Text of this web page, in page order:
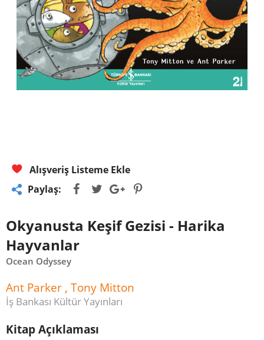
Alışveriş Listeme Ekle
Paylaş:
Okyanusta Keşif Gezisi - Harika
Hayvanlar
Ocean Odyssey
Ant Parker , Tony Mitton
İş Bankası Kültür Yayınları
Kitap Açıklaması